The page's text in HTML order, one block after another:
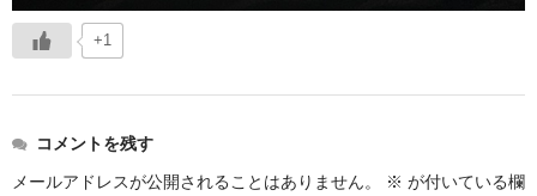
+1
コメントを残す
メールアドレスが公開されることはありません。
※ が付いている欄